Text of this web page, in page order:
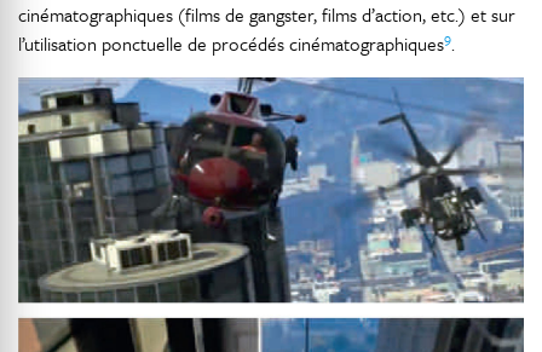
cinématographiques (films de gangster, films d’action, etc.) et sur
l’utilisation ponctuelle de procédés cinématographiques9.